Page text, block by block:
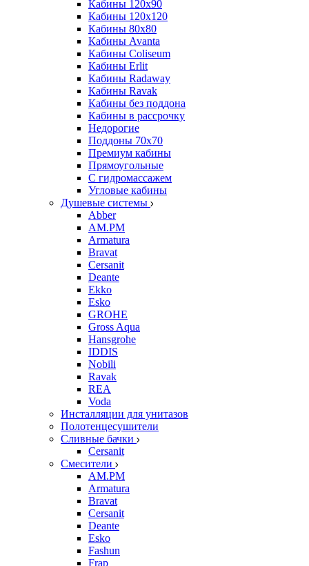
Кабины 120x90
Кабины 120х120
Кабины 80х80
Кабины Avanta
Кабины Coliseum
Кабины Erlit
Кабины Radaway
Кабины Ravak
Кабины без поддона
Кабины в рассрочку
Недорогие
Поддоны 70x70
Премиум кабины
Прямоугольные
С гидромассажем
Угловые кабины
Душевые системы
Abber
AM.PM
Armatura
Bravat
Cersanit
Deante
Ekko
Esko
GROHE
Gross Aqua
Hansgrohe
IDDIS
Nobili
Ravak
REA
Voda
Инсталляции для унитазов
Полотенцесушители
Сливные бачки
Cersanit
Смесители
AM.PM
Armatura
Bravat
Cersanit
Deante
Esko
Fashun
Frap